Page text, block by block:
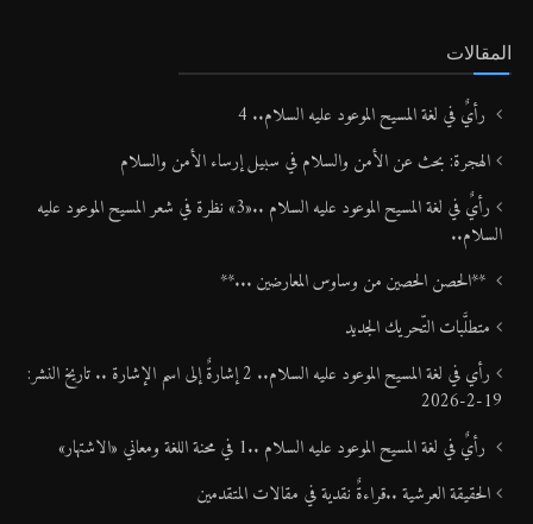
المقالات
رأيٌ في لغة المسيح الموعود عليه السلام.. 4
الهجرة: بحث عن الأمن والسلام في سبيل إرساء الأمن والسلام
رأيٌ في لغة المسيح الموعود عليه السلام ..«3» نظرة في شعر المسيح الموعود عليه
السلام..
**الحصن الحصين من وساوس المعارضين ...**
متطلَّبات التّحريك الجديد
رأي في لغة المسيح الموعود عليه السلام.. 2 إشارةٌ إلى اسم الإشارة .. تاريخ النشر:
19-2-2026
رأيٌ في لغة المسيح الموعود عليه السلام ..1 في محنة اللغة ومعاني «الاشتهار»
الحقيقة العرشية ..قراءةٌ نقدية في مقالات المتقدمين